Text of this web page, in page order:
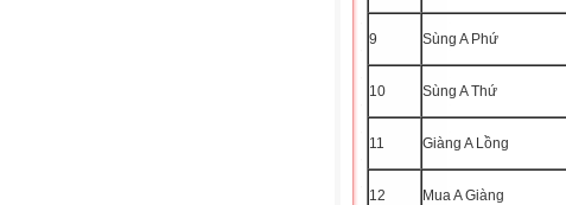
9 Sùng A Phứ
10 Sùng A Thứ
11 Giàng A Lồng
12 Mua A Giàng